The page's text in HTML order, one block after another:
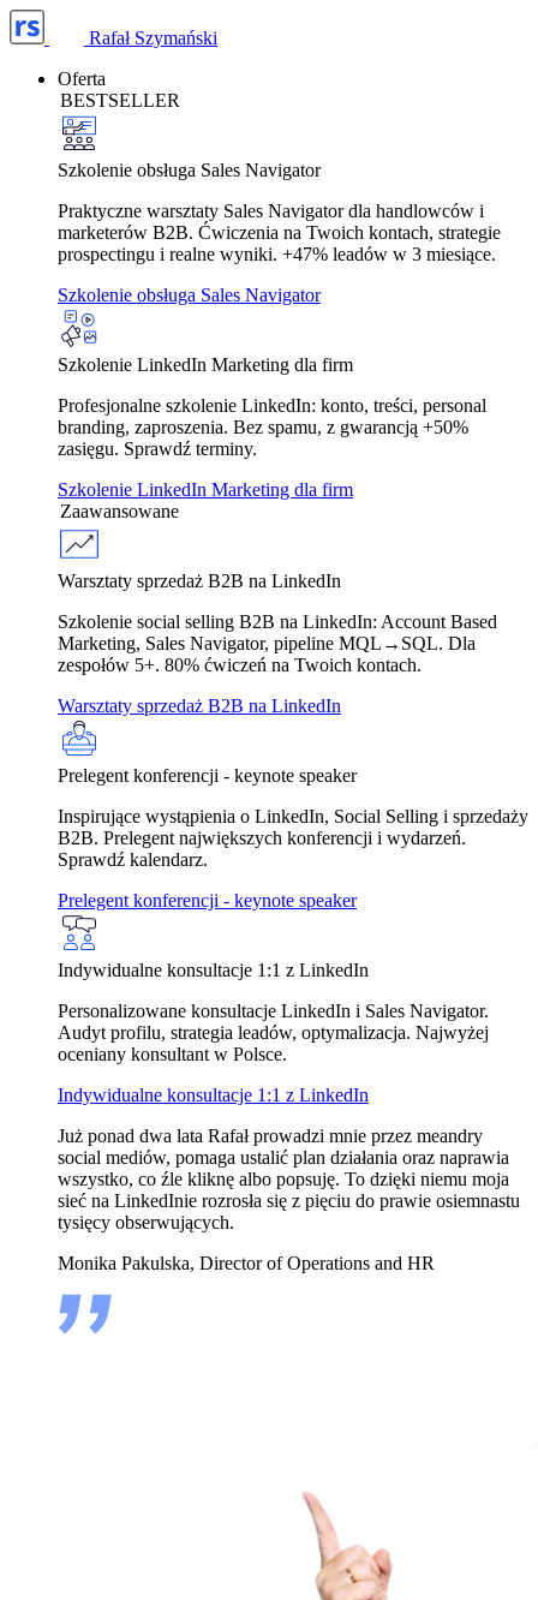
Rafał Szymański
Oferta
BESTSELLER
Szkolenie obsługa Sales Navigator
Praktyczne warsztaty Sales Navigator dla handlowców i
marketerów B2B. Ćwiczenia na Twoich kontach, strategie
prospectingu i realne wyniki. +47% leadów w 3 miesiące.
Szkolenie obsługa Sales Navigator
Szkolenie LinkedIn Marketing dla firm
Profesjonalne szkolenie LinkedIn: konto, treści, personal
branding, zaproszenia. Bez spamu, z gwarancją +50%
zasięgu. Sprawdź terminy.
Szkolenie LinkedIn Marketing dla firm
Zaawansowane
Warsztaty sprzedaż B2B na LinkedIn
Szkolenie social selling B2B na LinkedIn: Account Based
Marketing, Sales Navigator, pipeline MQL→SQL. Dla
zespołów 5+. 80% ćwiczeń na Twoich kontach.
Warsztaty sprzedaż B2B na LinkedIn
Prelegent konferencji - keynote speaker
Inspirujące wystąpienia o LinkedIn, Social Selling i sprzedaży
B2B. Prelegent największych konferencji i wydarzeń.
Sprawdź kalendarz.
Prelegent konferencji - keynote speaker
Indywidualne konsultacje 1:1 z LinkedIn
Personalizowane konsultacje LinkedIn i Sales Navigator.
Audyt profilu, strategia leadów, optymalizacja. Najwyżej
oceniany konsultant w Polsce.
Indywidualne konsultacje 1:1 z LinkedIn
Już ponad dwa lata Rafał prowadzi mnie przez meandry
social mediów, pomaga ustalić plan działania oraz naprawia
wszystko, co źle kliknę albo popsuję. To dzięki niemu moja
sieć na LinkedInie rozrosła się z pięciu do prawie osiemnastu
tysięcy obserwujących.
Monika Pakulska, Director of Operations and HR